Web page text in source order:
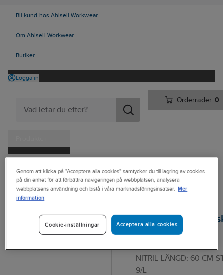
Bli kund hos Ahlsell Workwear
Om Ahlsell Workwear
Butiker
Logga in
Orderrader:0
Kampanjer
Tjänster
Kataloger
Ahlsell Produkter Personligt skydd
Handskar
Engångs/Kemskyddshandskar
Kemskyddshandskar - Nitril
Showa 772
NITRIL LÄNGD: 60 CM
9/L
Genom att klicka på "Acceptera alla cookies" samtycker du till lagring av cookies
på din enhet för att förbättra navigeringen på webbplatsen, analysera
webbplatsens användning och bistå i våra marknadsföringsinsatser. Mer
information
Acceptera alla cookies
Cookie-inställningar